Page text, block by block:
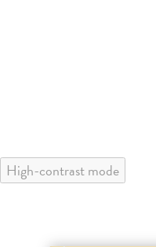
High-contrast mode